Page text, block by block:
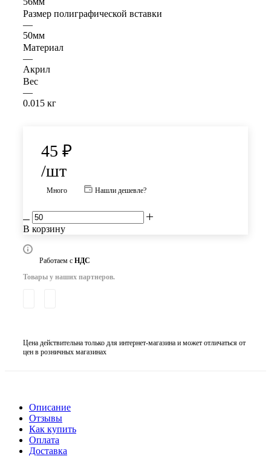
Размер полиграфической вставки
—
50мм
Материал
—
Акрил
Вес
—
0.015 кг
45 ₽
/шт
Много Нашли дешевле?
В корзину
Работаем с НДС
Товары у наших партнеров.
Цена действительна только для интернет-магазина и может отличаться от
цен в розничных магазинах
Описание
Отзывы
Как купить
Оплата
Доставка